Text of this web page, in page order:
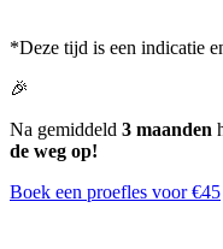
*Deze tijd is een indicatie
🎉
Na gemiddeld 3 maanden
de weg op!
Boek een proefles voor €45